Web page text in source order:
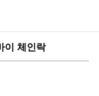
이 체인락